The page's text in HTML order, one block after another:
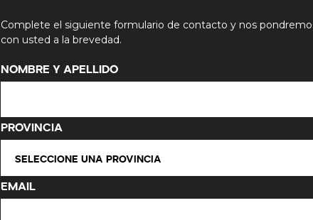
Complete el siguiente formulario de contacto y nos
con usted a la brevedad.
Nombre y Apellido
Provincia
Email